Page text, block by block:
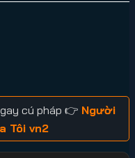
cú pháp 👉 Người
Tôi vn2